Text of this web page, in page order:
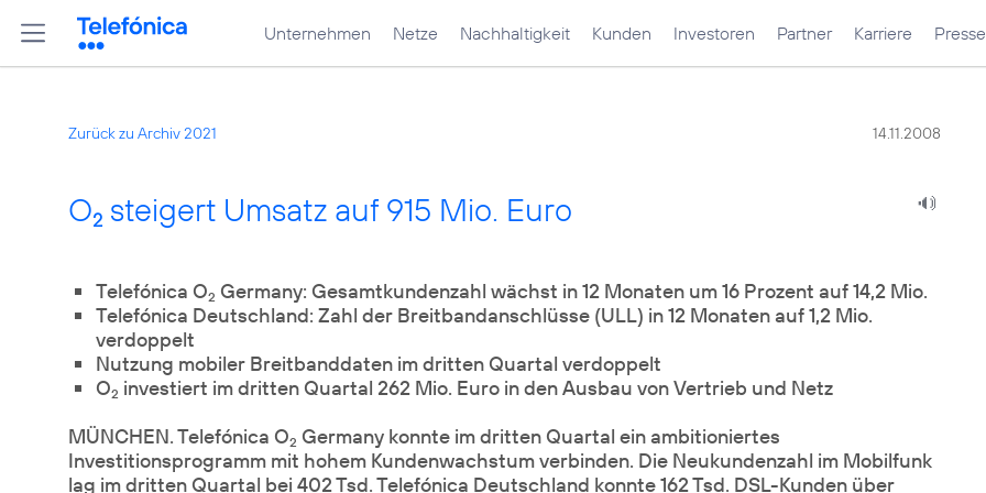
Unternehmen Netze Nachhaltigkeit Kunden Investoren Partner Karriere Presse
Zurück zu Archiv 2021 14.11.2008
O2 steigert Umsatz auf 915 Mio. Euro
Telefónica O2 Germany: Gesamtkundenzahl wächst in 12 Monaten um 16 Prozent auf 14,2 Mio.
Telefónica Deutschland: Zahl der Breitbandanschlüsse (ULL) in 12 Monaten auf 1,2 Mio.
verdoppelt
Nutzung mobiler Breitbanddaten im dritten Quartal verdoppelt
O2 investiert im dritten Quartal 262 Mio. Euro in den Ausbau von Vertrieb und Netz
MÜNCHEN. Telefónica O2 Germany konnte im dritten Quartal ein ambitioniertes
Investitionsprogramm mit hohem Kundenwachstum verbinden. Die Neukundenzahl im Mobilfunk
lag im dritten Quartal bei 402 Tsd. Telefónica Deutschland konnte 162 Tsd. DSL-Kunden über